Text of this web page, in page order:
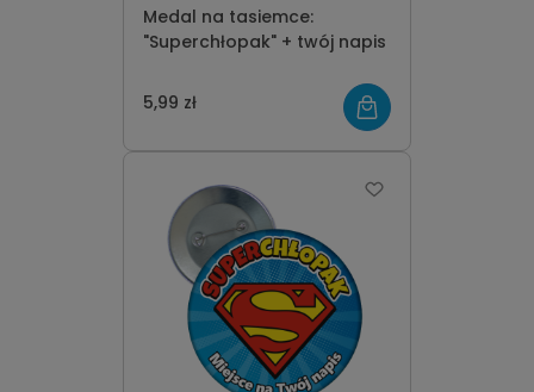
Medal na tasiemce:
"Superchłopak" + twój napis
5,99 zł